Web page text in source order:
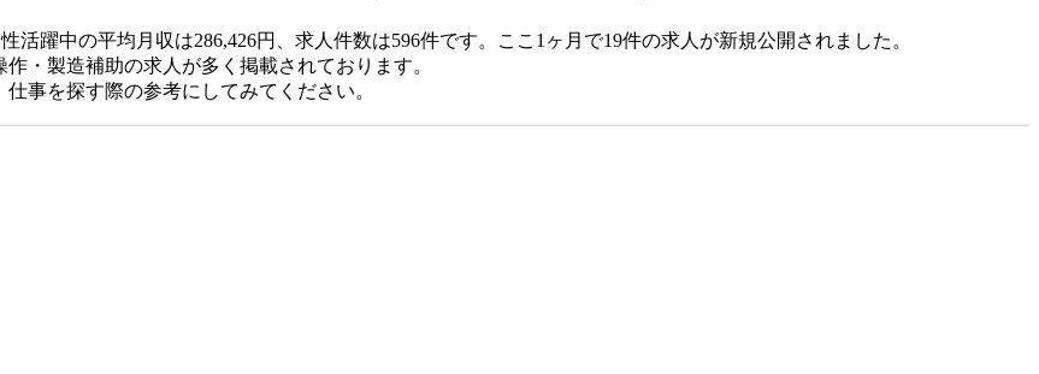
躍中の平均月収は286,426円、求人件数は596件です。ここ1ヶ月で19件の求人が新規公開されました。
・製造補助の求人が多く掲載されております。
事を探す際の参考にしてみてください。